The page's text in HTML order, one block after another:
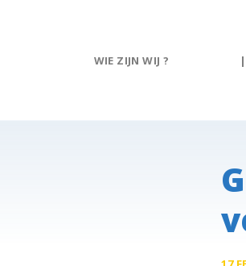
WIE ZIJN WIJ ? |